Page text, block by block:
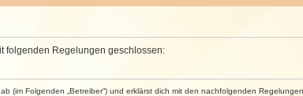
folgenden Regelungen geschlossen:
(im Folgenden „Betreiber“) und erklärst dich mit den nachfolgenden